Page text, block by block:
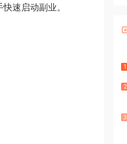
速启动副业。
1
2
3